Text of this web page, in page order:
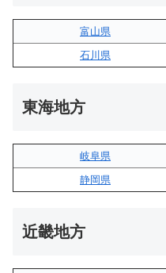
富山県
石川県
東海地方
岐阜県
静岡県
近畿地方